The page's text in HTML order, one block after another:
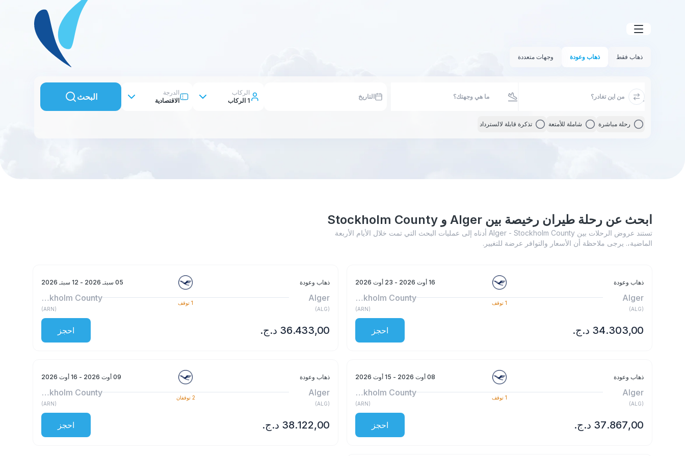
ذهاب فقط ذهاب وعودة وجهات متعددة
التاريخ
الركاب
1 الركاب
الدرجة
الاقتصادية
البحث
رحلة مباشرة شاملة للأمتعة تذكرة قابلة لالسترداد
ابحث عن رحلة طيران رخيصة بين Alger و Stockholm County
تستند عروض الرحلات بين Alger - Stockholm County أدناه إلى عمليات البحث التي تمت خلال الأيام الأربعة
الماضية،. يرجى ملاحظة أن الأسعار والتوافر عرضة للتغيير.
ذهاب وعودة 16 أوت 2026 - 23 أوت 2026
Alger
(
ALG
)
1 توقف
Stockholm County
(
ARN
)
احجز
ذهاب وعودة 05 سبتـ 2026 - 12 سبتـ 2026
Alger
(
ALG
)
1 توقف
Stockholm County
(
ARN
)
احجز
ذهاب وعودة 08 أوت 2026 - 15 أوت 2026
Alger
(
ALG
)
1 توقف
Stockholm County
(
ARN
)
احجز
ذهاب وعودة 09 أوت 2026 - 16 أوت 2026
Alger
(
ALG
)
2 توقفان
Stockholm County
(
ARN
)
احجز